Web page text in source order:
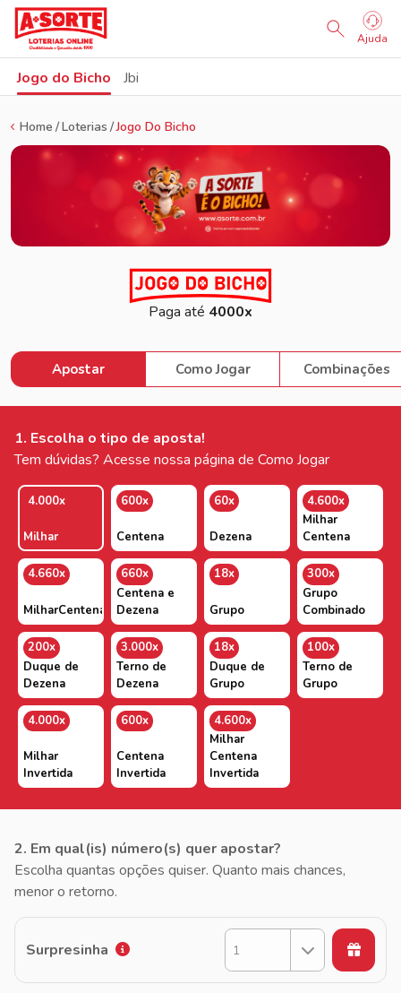
Ajuda
Jogo do Bicho Jbi
Home Loterias Jogo Do Bicho
Paga até 4000x
Apostar Como Jogar Combinações
1. Escolha o tipo de aposta!
Tem dúvidas? Acesse nossa página de Como Jogar
4.000x
Milhar
600x
Centena
60x
Dezena
4.600x
Milhar
Centena
4.660x
MilharCentenaDezena
660x
Centena e
Dezena
18x
Grupo
300x
Grupo
Combinado
200x
Duque de
Dezena
3.000x
Terno de
Dezena
18x
Duque de
Grupo
100x
Terno de
Grupo
4.000x
Milhar
Invertida
600x
Centena
Invertida
4.600x
Milhar
Centena
Invertida
2. Em qual(is) número(s) quer apostar?
Escolha quantas opções quiser. Quanto mais chances,
menor o retorno.
Surpresinha 1